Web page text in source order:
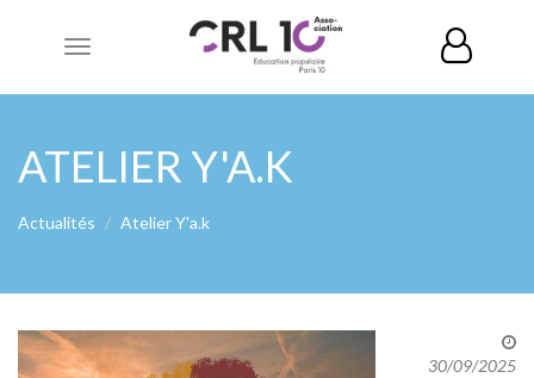
Toggle
ATELIER Y'A.K
Actualités Atelier Y'a.k
30/09/2025